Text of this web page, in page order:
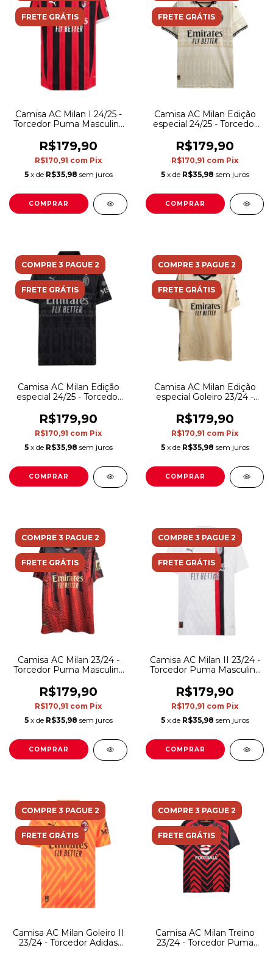
FRETE GRÁTIS
Camisa AC Milan I 24/25 -
Torcedor Puma Masculina
detalhes em branco
R$179,90
R$170,91 com Pix
5 x de R$35,98 sem juros
COMPRAR
FRETE GRÁTIS
Camisa AC Milan Edição
especial 24/25 - Torcedor
com detalhes em preto
R$179,90
R$170,91 com Pix
5 x de R$35,98 sem juros
COMPRAR
COMPRE 3 PAGUE 2
FRETE GRÁTIS
Camisa AC Milan Edição
especial 24/25 - Torcedor
com detalhes em cinza
R$179,90
R$170,91 com Pix
5 x de R$35,98 sem juros
COMPRAR
COMPRE 3 PAGUE 2
FRETE GRÁTIS
Camisa AC Milan Edição
especial Goleiro 23/24 -
- Bege com detalhes em
preto
R$179,90
R$170,91 com Pix
5 x de R$35,98 sem juros
COMPRAR
COMPRE 3 PAGUE 2
FRETE GRÁTIS
Camisa AC Milan 23/24 -
Torcedor Puma Masculina
vermelho
R$179,90
R$170,91 com Pix
5 x de R$35,98 sem juros
COMPRAR
COMPRE 3 PAGUE 2
FRETE GRÁTIS
Camisa AC Milan II 23/24 -
Torcedor Puma Masculina
R$179,90
R$170,91 com Pix
5 x de R$35,98 sem juros
COMPRAR
COMPRE 3 PAGUE 2
FRETE GRÁTIS
Camisa AC Milan Goleiro II
23/24 - Torcedor Adidas
COMPRE 3 PAGUE 2
FRETE GRÁTIS
Camisa AC Milan Treino
23/24 - Torcedor Puma